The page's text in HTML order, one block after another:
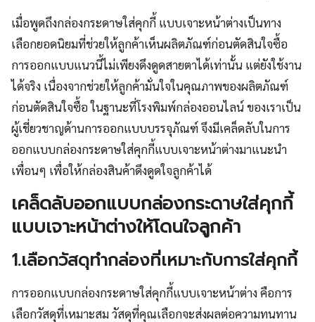
เมื่อพูดถึงกล่องกระดาษใส่คุกกี้ แบบเจาะหน้าต่างเป็นทาง
เลือกยอดนิยมที่ช่วยให้ลูกค้าเห็นผลิตภัณฑ์ก่อนตัดสินใจซื้อ
การออกแบบแนวนี้ไม่เพียงดึงดูดสายตาได้เท่านั้น แต่ยังใช้งาน
ได้จริง เนื่องจากช่วยให้ลูกค้ามั่นใจในคุณภาพของผลิตภัณฑ์
ก่อนตัดสินใจซื้อ ในฐานะที่โรงพิมพ์กล่องออนไลน์ของเราเป็น
ผู้เชี่ยวชาญด้านการออกแบบบรรจุภัณฑ์ จึงมีเคล็ดลับในการ
ออกแบบกล่องกระดาษใส่คุกกี้แบบเจาะหน้าต่างมาแนะนำ
เพื่อนๆ เพื่อให้กล่องสินค้าดึงดูดใจลูกค้าได้
เคล็ดลับออกแบบกล่องกระดาษใส่คุกกี้
แบบเจาะหน้าต่างให้โดนใจลูกค้า
1.เลือกวัสดุทำกล่องที่เหมาะกับการใส่คุกกี้
การออกแบบกล่องกระดาษใส่คุกกี้แบบเจาะหน้าต่าง คือการ
เลือกวัสดุที่เหมาะสม วัสดุที่คุณเลือกจะส่งผลต่อความทนทาน